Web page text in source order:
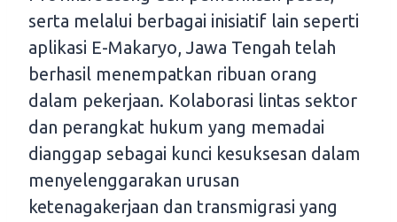
serta melalui berbagai inisiatif lain seperti
aplikasi E-Makaryo, Jawa Tengah telah
berhasil menempatkan ribuan orang
dalam pekerjaan. Kolaborasi lintas sektor
dan perangkat hukum yang memadai
dianggap sebagai kunci kesuksesan dalam
menyelenggarakan urusan
ketenagakerjaan dan transmigrasi yang